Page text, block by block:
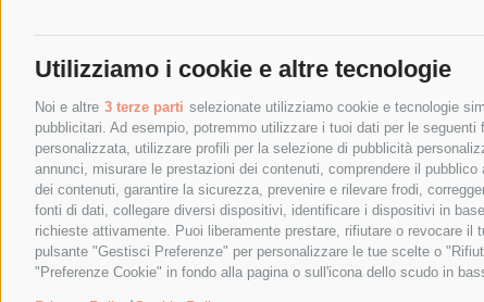
Utilizziamo i cookie e altre tecnologie
Noi e altre 3 terze parti selezionate utilizziamo cookie e tecnologie
pubblicitari. Ad esempio, potremmo utilizzare i tuoi dati per le
personalizzata, utilizzare profili per la selezione di pubblicità
annunci, misurare le prestazioni dei contenuti, comprendere il
dei contenuti, garantire la sicurezza, prevenire e rilevare frodi,
fonti di dati, collegare diversi dispositivi, identificare i dispositivi in
richieste attivamente. Puoi liberamente prestare, rifiutare o revocare
pulsante "Gestisci Preferenze" per personalizzare le tue scelte o
"Preferenze Cookie" in fondo alla pagina o sull'icona dello scudo in
(Unwto), da …
28 Giugno 2022|Sorrento
←Post precedenti
© 2015 SorrentoPress. All rights reserved.